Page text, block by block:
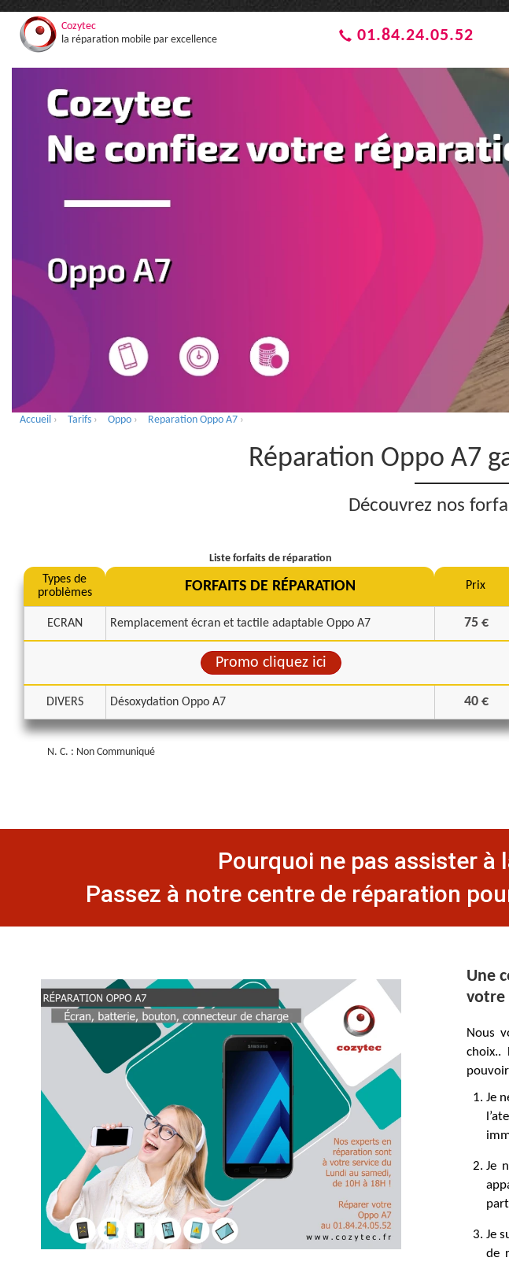
Cozytec
la réparation mobile par excellence
01.84.24.05.52
Accueil › Tarifs › Oppo › Reparation Oppo A7 ›
Réparation Oppo A7
Découvrez nos
Liste forfaits de réparation
Types de
problèmes
FORFAITS DE RÉPARATION Prix
ECRAN Remplacement écran et tactile adaptable Oppo A7 75 €
Promo cliquez ici
DIVERS Désoxydation Oppo A7 40 €
N. C. : Non Communiqué
Pourquoi ne pas assister à
Passez à notre centre de réparation
Une
votre
Nous
choix..
Je
Je
Je
de